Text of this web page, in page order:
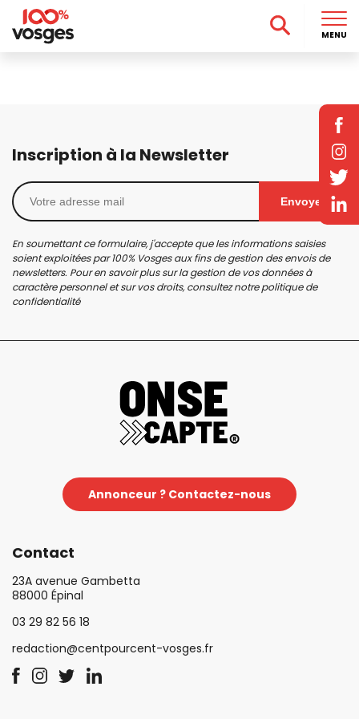
Inscription à la Newsletter
Envoyer
En soumettant ce formulaire, j'accepte que les informations saisies
soient exploitées par 100% Vosges aux fins de gestion des envois de
newsletters. Pour en savoir plus sur la gestion de vos données à
caractère personnel et sur vos droits, consultez notrepolitique de
confidentialité
Annonceur ? Contactez-nous
Contact
23A avenue Gambetta
88000 Épinal
03 29 82 56 18
redaction@centpourcent-vosges.fr
MENU